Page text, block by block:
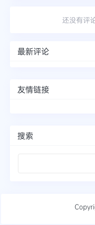
还没有评
最新评论
友情链接
搜索